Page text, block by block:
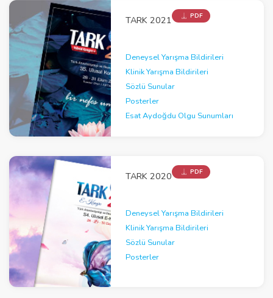
TARK 2021 PDF
Deneysel Yarışma Bildirileri
Klinik Yarışma Bildirileri
Sözlü Sunular
Posterler
Esat Aydoğdu Olgu Sunumları
TARK 2020 PDF
Deneysel Yarışma Bildirileri
Klinik Yarışma Bildirileri
Sözlü Sunular
Posterler